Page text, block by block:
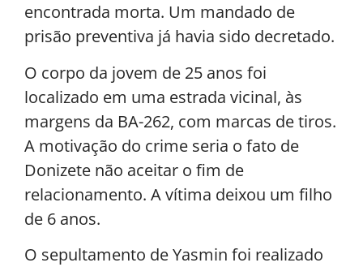
encontrada morta. Um mandado de
prisão preventiva já havia sido decretado.
O corpo da jovem de 25 anos foi
localizado em uma estrada vicinal, às
margens da BA-262, com marcas de tiros.
A motivação do crime seria o fato de
Donizete não aceitar o fim de
relacionamento. A vítima deixou um filho
de 6 anos.
O sepultamento de Yasmin foi realizado